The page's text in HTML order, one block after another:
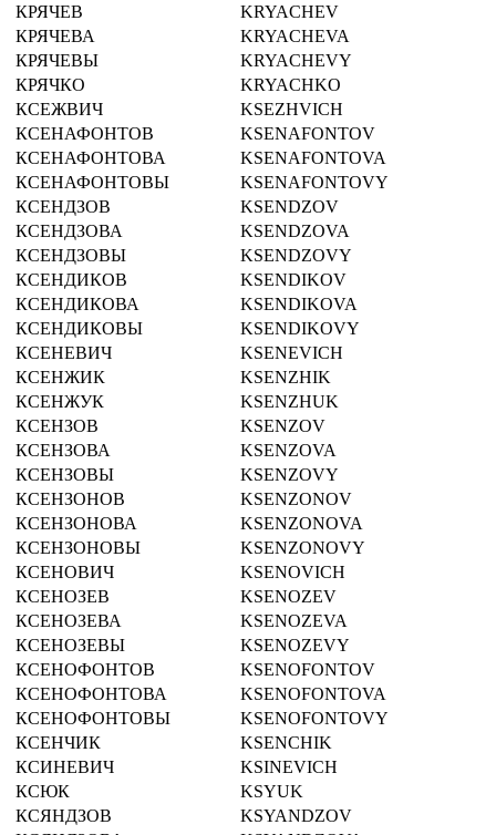
КРЯЧЕВ
KRYACHEV
КРЯЧЕВА
KRYACHEVA
КРЯЧЕВЫ
KRYACHEVY
КРЯЧКО
KRYACHKO
КСЕЖВИЧ
KSEZHVICH
КСЕНАФОНТОВ
KSENAFONTOV
КСЕНАФОНТОВА
KSENAFONTOVA
КСЕНАФОНТОВЫ
KSENAFONTOVY
КСЕНДЗОВ
KSENDZOV
КСЕНДЗОВА
KSENDZOVA
КСЕНДЗОВЫ
KSENDZOVY
КСЕНДИКОВ
KSENDIKOV
КСЕНДИКОВА
KSENDIKOVA
КСЕНДИКОВЫ
KSENDIKOVY
КСЕНЕВИЧ
KSENEVICH
КСЕНЖИК
KSENZHIK
КСЕНЖУК
KSENZHUK
КСЕНЗОВ
KSENZOV
КСЕНЗОВА
KSENZOVA
КСЕНЗОВЫ
KSENZOVY
КСЕНЗОНОВ
KSENZONOV
КСЕНЗОНОВА
KSENZONOVA
КСЕНЗОНОВЫ
KSENZONOVY
КСЕНОВИЧ
KSENOVICH
КСЕНОЗЕВ
KSENOZEV
КСЕНОЗЕВА
KSENOZEVA
КСЕНОЗЕВЫ
KSENOZEVY
КСЕНОФОНТОВ
KSENOFONTOV
КСЕНОФОНТОВА
KSENOFONTOVA
КСЕНОФОНТОВЫ
KSENOFONTOVY
КСЕНЧИК
KSENCHIK
КСИНЕВИЧ
KSINEVICH
КСЮК
KSYUK
КСЯНДЗОВ
KSYANDZOV